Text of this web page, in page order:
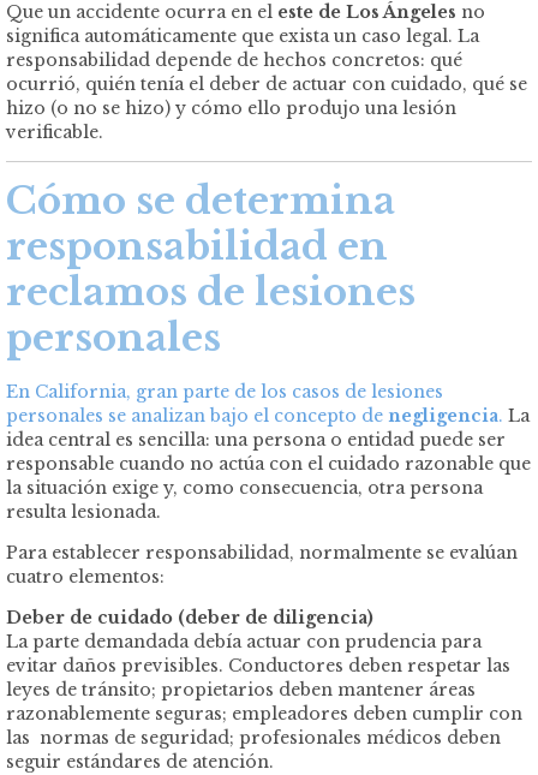
Que un accidente ocurra en el este de Los Ángeles no
significa automáticamente que exista un caso legal. La
responsabilidad depende de hechos concretos: qué
ocurrió, quién tenía el deber de actuar con cuidado, qué se
hizo (o no se hizo) y cómo ello produjo una lesión
verificable.
Cómo se determina
responsabilidad en
reclamos de lesiones
personales
En California, gran parte de los casos de lesiones
personales se analizan bajo el concepto de negligencia. La
idea central es sencilla: una persona o entidad puede ser
responsable cuando no actúa con el cuidado razonable que
la situación exige y, como consecuencia, otra persona
resulta lesionada.
Para establecer responsabilidad, normalmente se evalúan
cuatro elementos:
Deber de cuidado (deber de diligencia)
La parte demandada debía actuar con prudencia para
evitar daños previsibles. Conductores deben respetar las
leyes de tránsito; propietarios deben mantener áreas
razonablemente seguras; empleadores deben cumplir con
las normas de seguridad; profesionales médicos deben
seguir estándares de atención.